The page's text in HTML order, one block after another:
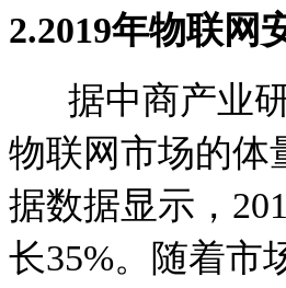
2.2019年物联网
据中商产业研
物联网市场的体
据数据显示，
长35%。随着市